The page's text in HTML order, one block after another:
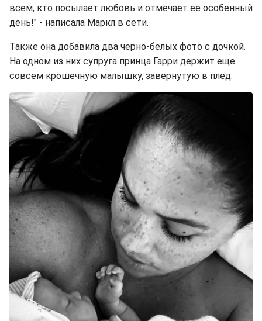
всем, кто посылает любовь и отмечает ее особенный
день!" - написала Маркл в сети.
Также она добавила два черно-белых фото с дочкой.
На одном из них супруга принца Гарри держит еще
совсем крошечную малышку, завернутую в плед.